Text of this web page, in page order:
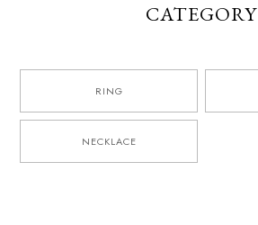
CATEGORY
RING
NECKLACE